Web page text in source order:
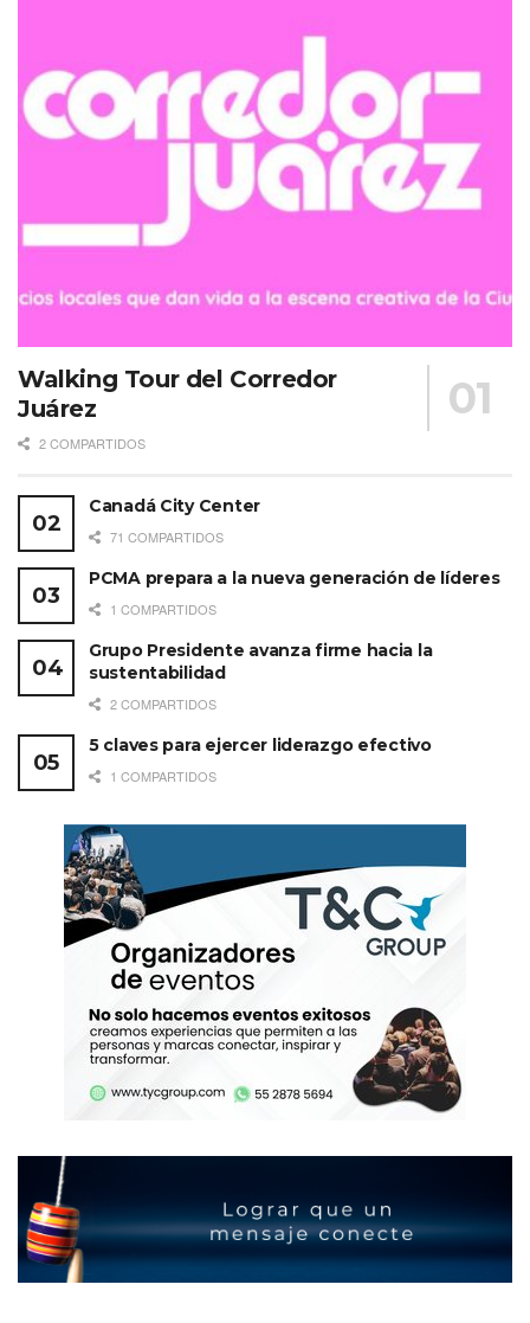
Walking Tour del Corredor
Juárez
2 COMPARTIDOS
Canadá City Center
71 COMPARTIDOS
PCMA prepara a la nueva generación de líderes
1 COMPARTIDOS
Grupo Presidente avanza firme hacia la
sustentabilidad
2 COMPARTIDOS
5 claves para ejercer liderazgo efectivo
1 COMPARTIDOS